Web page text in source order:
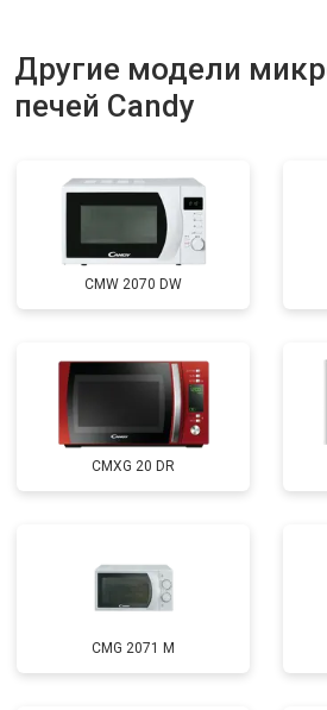
Другие модели
печей Candy
CMW 2070 DW
CMXG 20 DR
CMG 2071 M